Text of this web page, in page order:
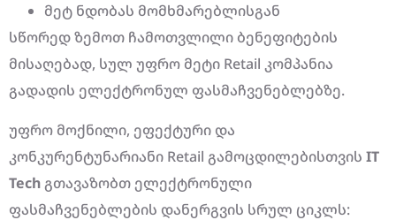
მეტ ნდობას მომხმარებლისგან
სწორედ ზემოთ ჩამოთვლილი ბენეფიტების
მისაღებად, სულ უფრო მეტი Retail კომპანია
გადადის ელექტრონულ ფასმაჩვენებლებზე.
უფრო მოქნილი, ეფექტური და
კონკურენტუნარიანი Retail გამოცდილებისთვის IT
Techგთავაზობთ ელექტრონული
ფასმაჩვენებლების დანერგვის სრულ ციკლს: